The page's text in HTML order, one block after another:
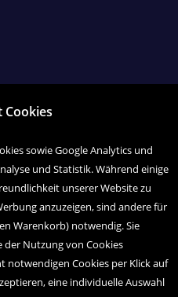
Cookies
sowie Google Analytics und
und Statistik. Während einige
unserer Website zu
anzuzeigen, sind andere für
Warenkorb) notwendig. Sie
der Nutzung von Cookies
notwendigen Cookies per Klick auf
eine individuelle Auswahl